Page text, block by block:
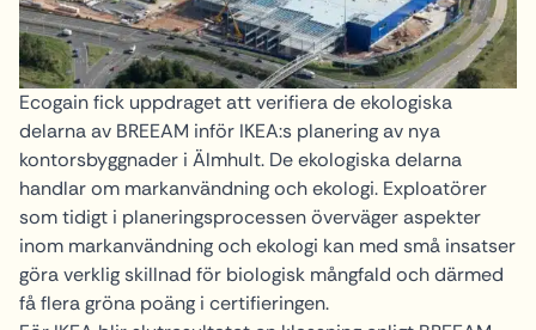
Ecogain fick uppdraget att verifiera de ekologiska
delarna av BREEAM inför IKEA:s planering av nya
kontorsbyggnader i Älmhult. De ekologiska delarna
handlar om markanvändning och ekologi. Exploatörer
som tidigt i planeringsprocessen överväger aspekter
inom markanvändning och ekologi kan med små insatser
göra verklig skillnad för biologisk mångfald och därmed
få flera gröna poäng i certifieringen.